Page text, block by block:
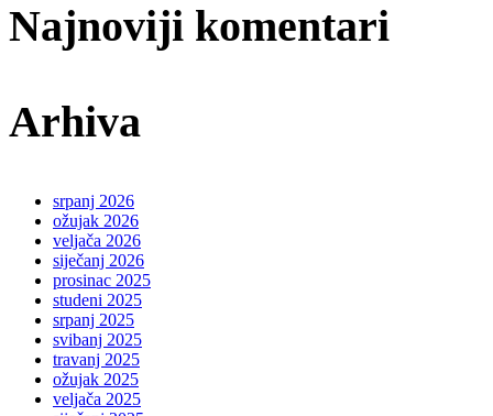
Najnoviji komentari
Arhiva
srpanj 2026
ožujak 2026
veljača 2026
siječanj 2026
prosinac 2025
studeni 2025
srpanj 2025
svibanj 2025
travanj 2025
ožujak 2025
veljača 2025